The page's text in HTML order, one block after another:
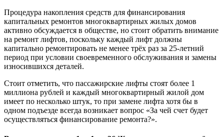
Процедура накопления средств для финансирования
капитальных ремонтов многоквартирных жилых домов
активно обсуждается в обществе, но стоит обратить внимание
на ремонт лифтов, поскольку каждый лифт должны
капитально ремонтировать не менее трёх раз за 25-летний
период при условии своевременного обслуживания и замены
износившихся деталей.
Стоит отметить, что пассажирские лифты стоят более 1
миллиона рублей и каждый многоквартирный жилой дом
имеет по несколько штук, то при замене лифта хотя бы в
одном подъезде всегда возникает вопрос «За чей счет будет
осуществляться финансирование ремонта?».